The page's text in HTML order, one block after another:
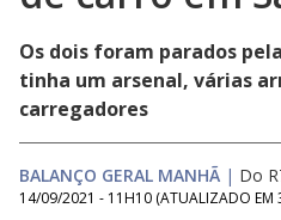
Os dois foram parados
tinha um arsenal, várias
carregadores
BALANÇO GERAL MANHÃ | Do
14/09/2021 - 11H10 (ATUALIZADO EM